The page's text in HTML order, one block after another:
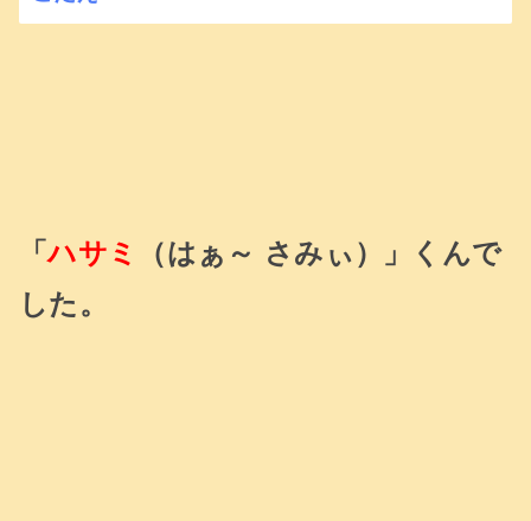
「ハサミ
（はぁ～ さみぃ）」くんで
した。